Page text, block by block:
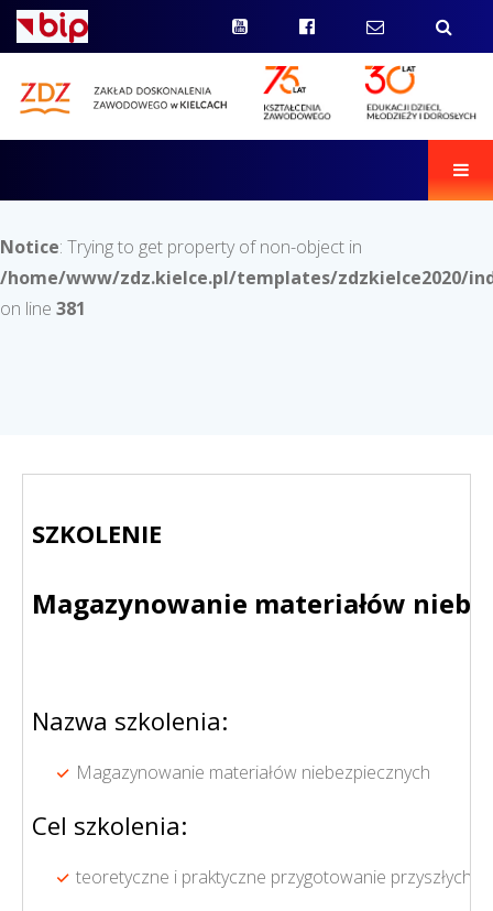
Notice: Trying to get property of non-object in
/home/www/zdz.kielce.pl/templates/zdzkielce2020/
on line 381
SZKOLENIE
Magazynowanie materiałów
Nazwa szkolenia:
Magazynowanie materiałów niebezpiecznych
Cel szkolenia:
teoretyczne i praktyczne przygotowanie przyszłych